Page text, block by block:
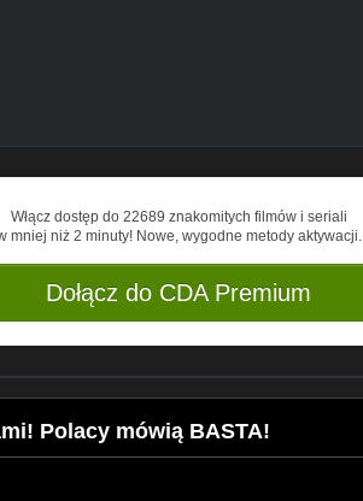
Włącz dostęp do 22689 znakomitych filmów i seriali
mniej niż 2 minuty! Nowe, wygodne metody aktywacji.
Dołącz do CDA Premium
Polacy mówią BASTA!